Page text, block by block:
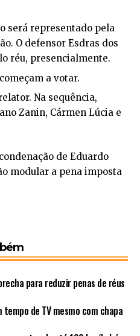
será representado pela
O defensor Esdras dos
réu, presencialmente.
a votar.
Na sequência,
Zanin, Cármen Lúcia e
de Eduardo
modular a pena imposta
para reduzir penas de réus
de TV mesmo com chapa